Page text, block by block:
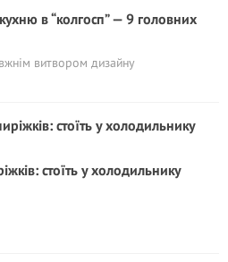
в “колгосп” — 9 головних
витвором дизайну
стоїть у холодильнику